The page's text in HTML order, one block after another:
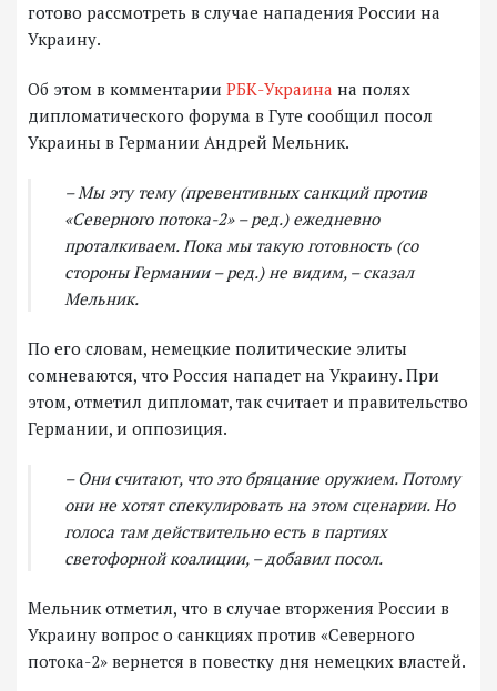
готово рассмотреть в случае нападения России на
Украину.
Об этом в комментарии РБК-Украина на полях
дипломатического форума в Гуте сообщил посол
Украины в Германии Андрей Мельник.
– Мы эту тему (превентивных санкций против
«Северного потока-2» – ред.) ежедневно
проталкиваем. Пока мы такую ​​готовность (со
стороны Германии – ред.) не видим, – сказал
Мельник.
По его словам, немецкие политические элиты
сомневаются, что Россия нападет на Украину. При
этом, отметил дипломат, так считает и правительство
Германии, и оппозиция.
– Они считают, что это бряцание оружием. Потому
они не хотят спекулировать на этом сценарии. Но
голоса там действительно есть в партиях
светофорной коалиции, – добавил посол.
Мельник отметил, что в случае вторжения России в
Украину вопрос о санкциях против «Северного
потока-2» вернется в повестку дня немецких властей.